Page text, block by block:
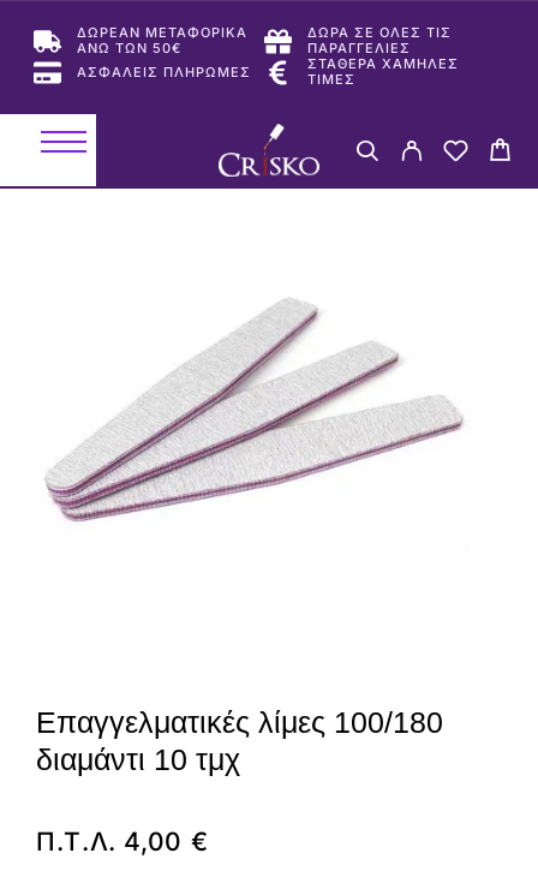
ΔΩΡΕΑΝ ΜΕΤΑΦΟΡΙΚΑ
ΑΝΩ ΤΩΝ 50€
ΔΩΡΑ ΣΕ ΟΛΕΣ ΤΙΣ
ΠΑΡΑΓΓΕΛΙΕΣ
ΑΣΦΑΛΕΙΣ ΠΛΗΡΩΜΕΣ
ΣΤΑΘΕΡΑ ΧΑΜΗΛΕΣ
ΤΙΜΕΣ
Επαγγελματικές λίμες 100/180
διαμάντι 10 τμχ
Π.Τ.Λ. 4,00 €